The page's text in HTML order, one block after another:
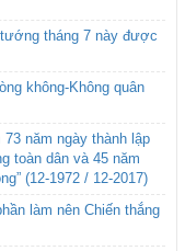
tháng 7 này được
không-Không quân
năm ngày thành lập
toàn dân và 45 năm
(12-1972 / 12-2017)
làm nên Chiến thắng